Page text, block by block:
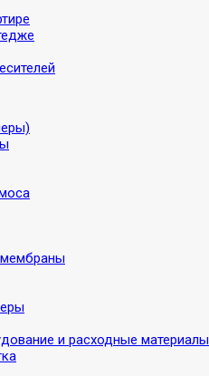
и расходные материалы